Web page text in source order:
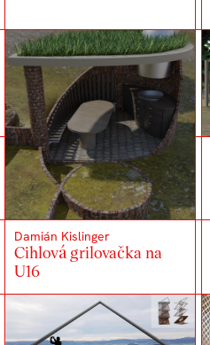
Damián Kislinger
Cihlová grilovačka na
U16